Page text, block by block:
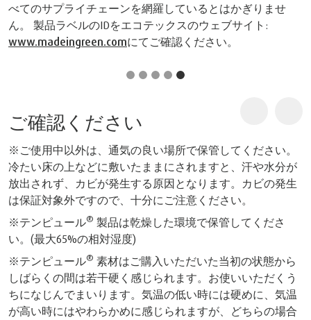
べてのサプライチェーンを網羅しているとはかぎりませ
ん。 製品ラベルのIDをエコテックスのウェブサイト:
www.madeingreen.comにてご確認ください。
ご確認ください
※ご使用中以外は、通気の良い場所で保管してください。
冷たい床の上などに敷いたままにされますと、汗や水分が
放出されず、カビが発生する原因となります。カビの発生
は保証対象外ですので、十分にご注意ください。
※テンピュール® 製品は乾燥した環境で保管してくださ
い。(最大65%の相対湿度)
※テンピュール® 素材はご購入いただいた当初の状態から
しばらくの間は若干硬く感じられます。お使いいただくう
ちになじんでまいります。気温の低い時には硬めに、気温
が高い時にはやわらかめに感じられますが、どちらの場合